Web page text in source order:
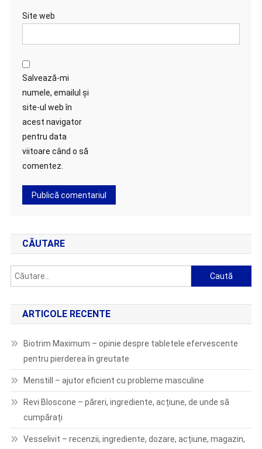
Site web
Salvează-mi
numele, emailul și
site-ul web în
acest navigator
pentru data
viitoare când o să
comentez.
CĂUTARE
Caută
după:
ARTICOLE RECENTE
Biotrim Maximum – opinie despre tabletele efervescente
pentru pierderea în greutate
Menstill – ajutor eficient cu probleme masculine
Revi Bloscone – păreri, ingrediente, acțiune, de unde să
cumpărați
Vesselivit – recenzii, ingrediente, dozare, acțiune, magazin,